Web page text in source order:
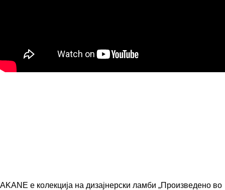
AKANE е колекција на дизајнерски ламби „Произведено во